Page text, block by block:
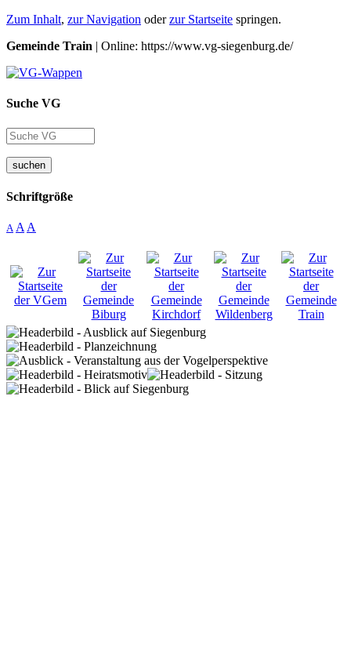
Zum Inhalt, zur Navigation oderzur Startseite springen.
Gemeinde Train | Online: https://www.vg-siegenburg.de/
Suche VG
suchen
Schriftgröße
A A A